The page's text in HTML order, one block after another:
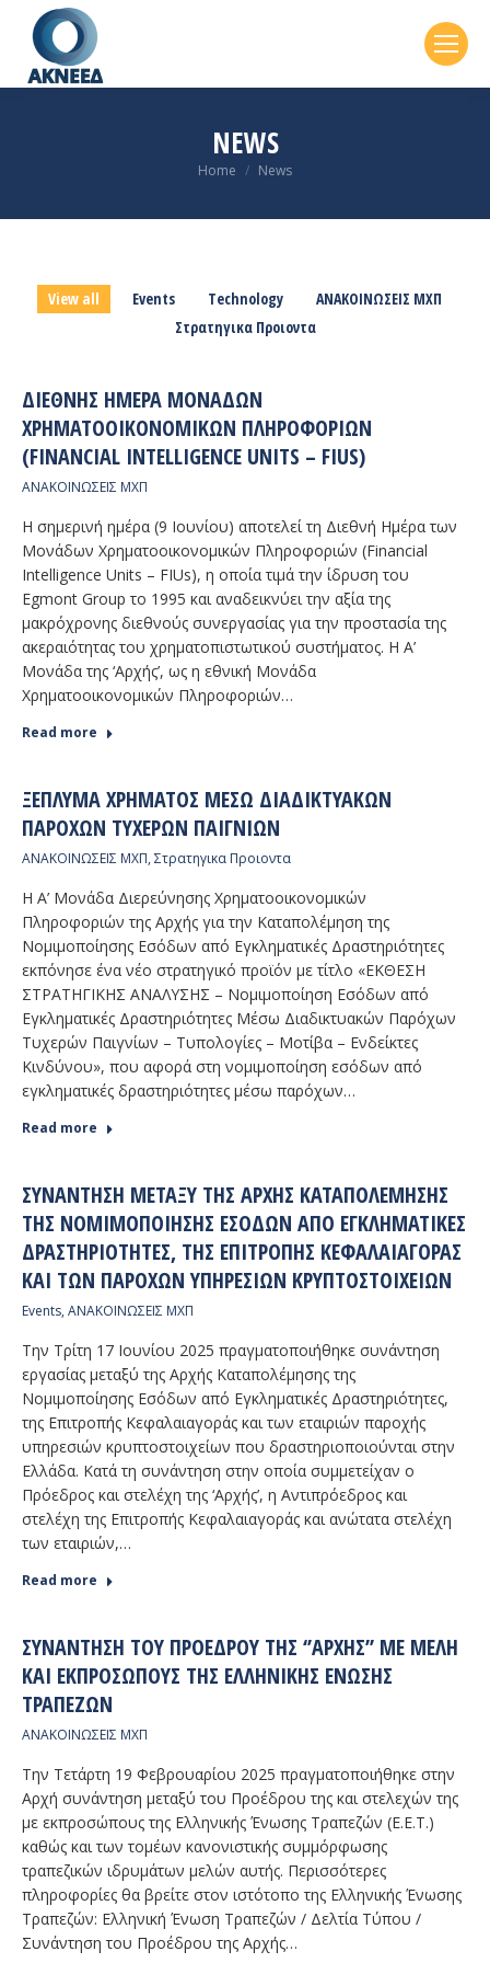
NEWS
You are here:
Home News
View all Events Technology
ΑΝΑΚΟΙΝΩΣΕΙΣ ΜΧΠ
Στρατηγικα Προιοντα
ΔΙΕΘΝΉΣ ΗΜΈΡΑ ΜΟΝΆΔΩΝ
ΧΡΗΜΑΤΟΟΙΚΟΝΟΜΙΚΏΝ ΠΛΗΡΟΦΟΡΙΏΝ
(FINANCIAL INTELLIGENCE UNITS – FIUS)
ΑΝΑΚΟΙΝΩΣΕΙΣ ΜΧΠ
H σημερινή ημέρα (9 Ιουνίου) αποτελεί τη Διεθνή Ημέρα των
Μονάδων Χρηματοοικονομικών Πληροφοριών (Financial
Intelligence Units – FIUs), η οποία τιμά την ίδρυση του
Egmont Group το 1995 και αναδεικνύει την αξία της
μακρόχρονης διεθνούς συνεργασίας για την προστασία της
ακεραιότητας του χρηματοπιστωτικού συστήματος. Η Α’
Μονάδα της ‘Αρχής’, ως η εθνική Μονάδα
Χρηματοοικονομικών Πληροφοριών…
Read more
ΞΈΠΛΥΜΑ ΧΡΉΜΑΤΟΣ ΜΈΣΩ ΔΙΑΔΙΚΤΥΑΚΏΝ
ΠΑΡΌΧΩΝ ΤΥΧΕΡΏΝ ΠΑΙΓΝΊΩΝ
ΑΝΑΚΟΙΝΩΣΕΙΣ ΜΧΠ, Στρατηγικα Προιοντα
Η Α’ Μονάδα Διερεύνησης Χρηματοοικονομικών
Πληροφοριών της Αρχής για την Καταπολέμηση της
Νομιμοποίησης Εσόδων από Εγκληματικές Δραστηριότητες
εκπόνησε ένα νέο στρατηγικό προϊόν με τίτλο «ΕΚΘΕΣΗ
ΣΤΡΑΤΗΓΙΚΗΣ ΑΝΑΛΥΣΗΣ – Νομιμοποίηση Εσόδων από
Εγκληματικές Δραστηριότητες Μέσω Διαδικτυακών Παρόχων
Τυχερών Παιγνίων – Τυπολογίες – Μοτίβα – Ενδείκτες
Κινδύνου», που αφορά στη νομιμοποίηση εσόδων από
εγκληματικές δραστηριότητες μέσω παρόχων…
Read more
ΣΥΝΆΝΤΗΣΗ ΜΕΤΑΞΎ ΤΗΣ ΑΡΧΉΣ ΚΑΤΑΠΟΛΈΜΗΣΗΣ
ΤΗΣ ΝΟΜΙΜΟΠΟΊΗΣΗΣ ΕΣΌΔΩΝ ΑΠΌ ΕΓΚΛΗΜΑΤΙΚΈΣ
ΔΡΑΣΤΗΡΙΌΤΗΤΕΣ, ΤΗΣ ΕΠΙΤΡΟΠΉΣ ΚΕΦΑΛΑΙΑΓΟΡΆΣ
ΚΑΙ ΤΩΝ ΠΑΡΌΧΩΝ ΥΠΗΡΕΣΙΏΝ ΚΡΥΠΤΟΣΤΟΙΧΕΊΩΝ
Events, ΑΝΑΚΟΙΝΩΣΕΙΣ ΜΧΠ
Την Τρίτη 17 Ιουνίου 2025 πραγματοποιήθηκε συνάντηση
εργασίας μεταξύ της Αρχής Καταπολέμησης της
Νομιμοποίησης Εσόδων από Εγκληματικές Δραστηριότητες,
της Επιτροπής Κεφαλαιαγοράς και των εταιριών παροχής
υπηρεσιών κρυπτοστοιχείων που δραστηριοποιούνται στην
Ελλάδα. Κατά τη συνάντηση στην οποία συμμετείχαν ο
Πρόεδρος και στελέχη της ‘Αρχής’, η Αντιπρόεδρος και
στελέχη της Επιτροπής Κεφαλαιαγοράς και ανώτατα στελέχη
των εταιριών,…
Read more
ΣΥΝΆΝΤΗΣΗ ΤΟΥ ΠΡΟΈΔΡΟΥ ΤΗΣ ‘’ΑΡΧΉΣ’’ ΜΕ ΜΈΛΗ
ΚΑΙ ΕΚΠΡΟΣΏΠΟΥΣ ΤΗΣ ΕΛΛΗΝΙΚΉΣ ΈΝΩΣΗΣ
ΤΡΑΠΕΖΏΝ
ΑΝΑΚΟΙΝΩΣΕΙΣ ΜΧΠ
Την Τετάρτη 19 Φεβρουαρίου 2025 πραγματοποιήθηκε στην
Αρχή συνάντηση μεταξύ του Προέδρου της και στελεχών της
με εκπροσώπους της Ελληνικής Ένωσης Τραπεζών (Ε.Ε.Τ.)
καθώς και των τομέων κανονιστικής συμμόρφωσης
τραπεζικών ιδρυμάτων μελών αυτής. Περισσότερες
πληροφορίες θα βρείτε στον ιστότοπο της Ελληνικής Ένωσης
Τραπεζών: Ελληνική Ένωση Τραπεζών / Δελτία Τύπου /
Συνάντηση του Προέδρου της Αρχής…